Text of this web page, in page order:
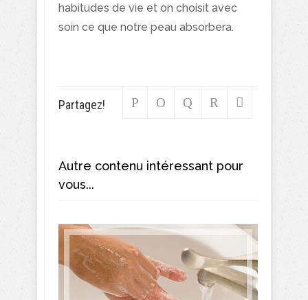
habitudes de vie et on choisit avec
soin ce que notre peau absorbera.
Partagez!
Autre contenu intéressant pour
vous...